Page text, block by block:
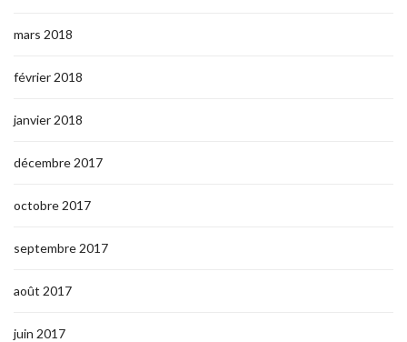
mars 2018
février 2018
janvier 2018
décembre 2017
octobre 2017
septembre 2017
août 2017
juin 2017